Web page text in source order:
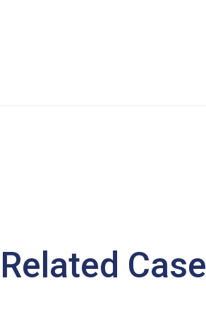
Related Case